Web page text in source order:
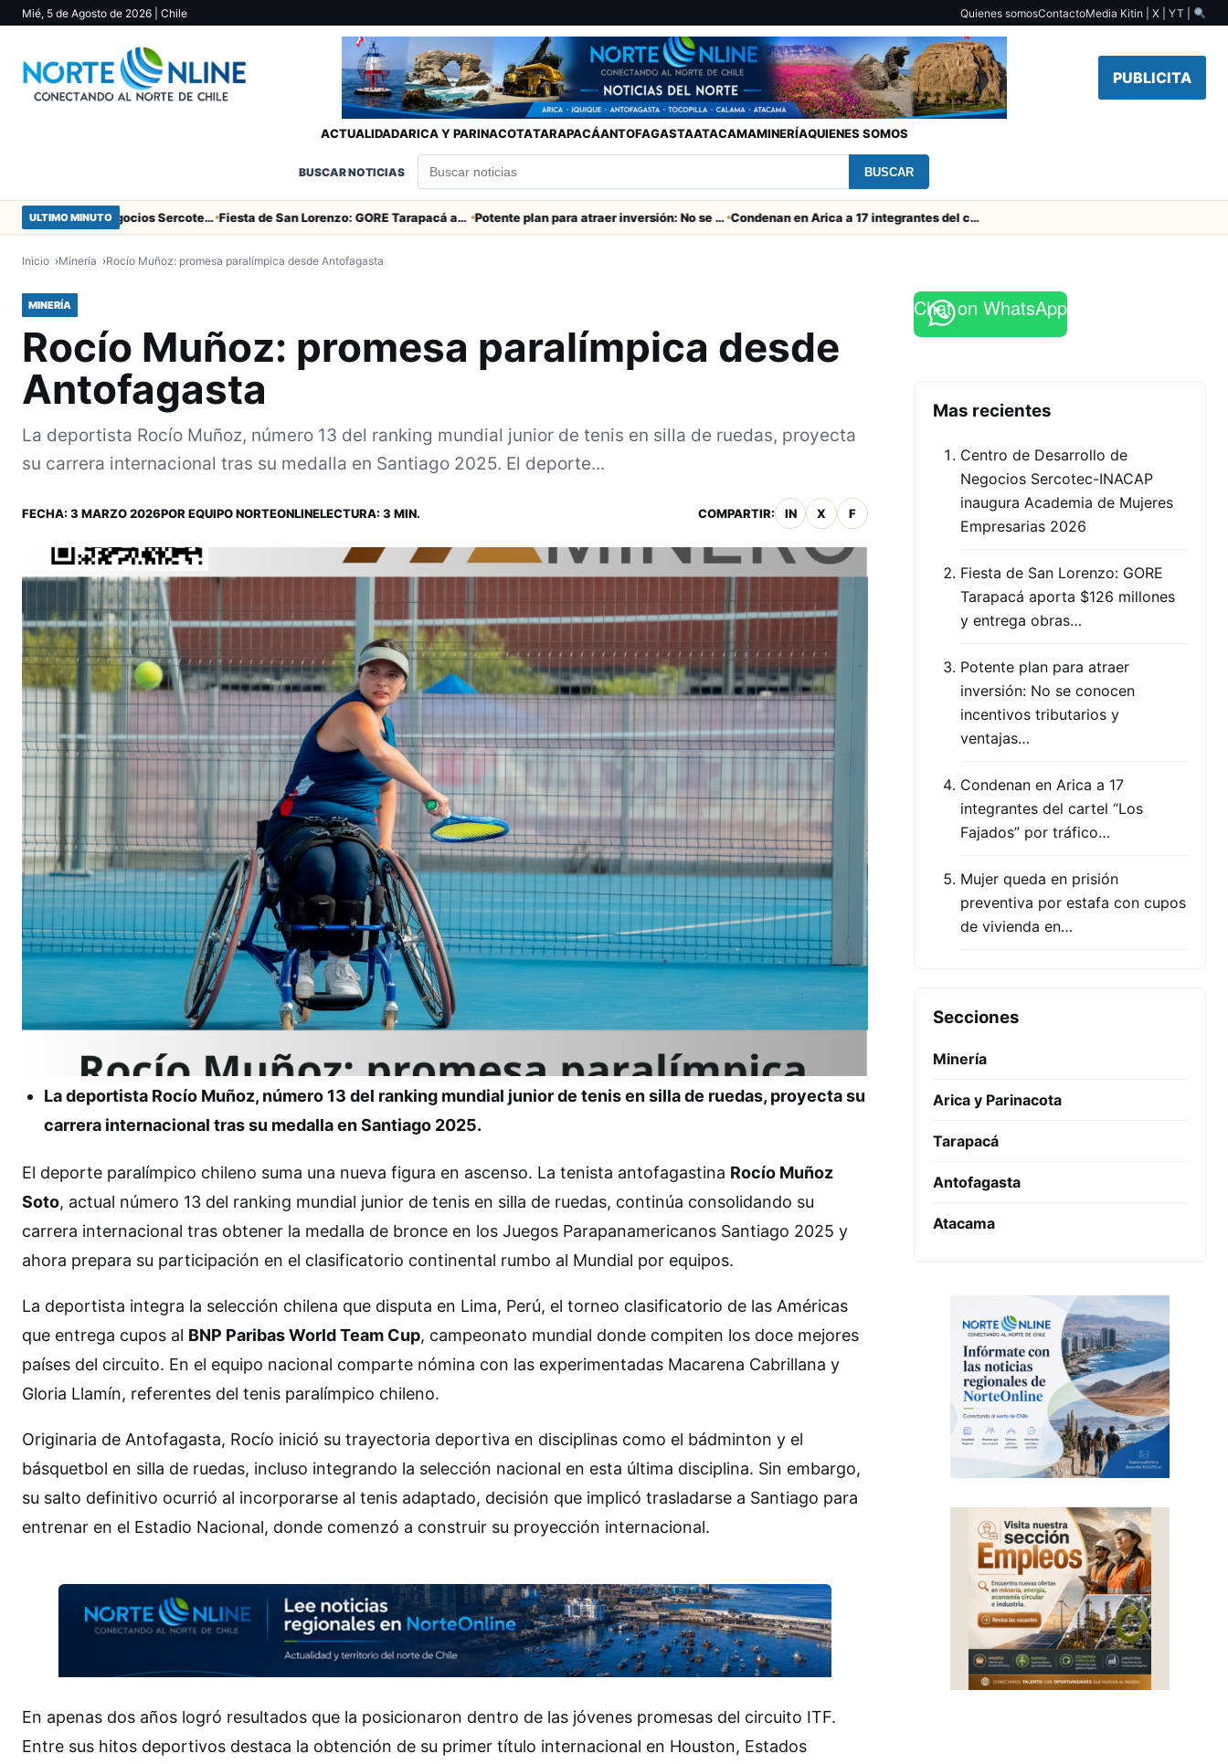
Mié, 5 de Agosto de 2026 | Chile Quienes somosContactoMedia Kitin | X | YT |
PUBLICITA
ACTUALIDADARICA Y PARINACOTATARAPACÁANTOFAGASTAATACAMAMINERÍAQUIENES SOMOS
BUSCAR NOTICIAS BUSCAR
ULTIMO MINUTO Centro de Desarrollo de Negocios Sercotec-INACAP inaugura Academia de Mujeres Empresarias 2026 Fiesta de San Lorenzo: GORE Tarapacá aporta $126 millones y entrega obras en el campanario Potente plan para atraer inversión: No se conocen incentivos tributarios y ventajas de Arica Condenan en Arica a 17 integrantes del cartel “Los Fajados” por tráfico de ketamina artesanal
Inicio Minería Rocío Muñoz: promesa paralímpica desde Antofagasta
MINERÍA
Rocío Muñoz: promesa paralímpica desde
Antofagasta
La deportista Rocío Muñoz, número 13 del ranking mundial junior de tenis en silla de ruedas, proyecta
su carrera internacional tras su medalla en Santiago 2025. El deporte...
FECHA: 3 MARZO 2026POR EQUIPO NORTEONLINELECTURA: 3 MIN. COMPARTIR: IN X F
La deportista Rocío Muñoz, número 13 del ranking mundial junior de tenis en silla de ruedas, proyecta su
carrera internacional tras su medalla en Santiago 2025.
El deporte paralímpico chileno suma una nueva figura en ascenso. La tenista antofagastina Rocío Muñoz
Soto, actual número 13 del ranking mundial junior de tenis en silla de ruedas, continúa consolidando su
carrera internacional tras obtener la medalla de bronce en los Juegos Parapanamericanos Santiago 2025 y
ahora prepara su participación en el clasificatorio continental rumbo al Mundial por equipos.
La deportista integra la selección chilena que disputa en Lima, Perú, el torneo clasificatorio de las Américas
que entrega cupos al BNP Paribas World Team Cup, campeonato mundial donde compiten los doce mejores
países del circuito. En el equipo nacional comparte nómina con las experimentadas Macarena Cabrillana y
Gloria Llamín, referentes del tenis paralímpico chileno.
Originaria de Antofagasta, Rocío inició su trayectoria deportiva en disciplinas como el bádminton y el
básquetbol en silla de ruedas, incluso integrando la selección nacional en esta última disciplina. Sin embargo,
su salto definitivo ocurrió al incorporarse al tenis adaptado, decisión que implicó trasladarse a Santiago para
entrenar en el Estadio Nacional, donde comenzó a construir su proyección internacional.
En apenas dos años logró resultados que la posicionaron dentro de las jóvenes promesas del circuito ITF.
Entre sus hitos deportivos destaca la obtención de su primer título internacional en Houston, Estados
Chat on WhatsApp
Mas recientes
Centro de Desarrollo de
Negocios Sercotec-INACAP
inaugura Academia de Mujeres
Empresarias 2026
Fiesta de San Lorenzo: GORE
Tarapacá aporta $126 millones
y entrega obras…
Potente plan para atraer
inversión: No se conocen
incentivos tributarios y
ventajas…
Condenan en Arica a 17
integrantes del cartel “Los
Fajados” por tráfico…
Mujer queda en prisión
preventiva por estafa con cupos
de vivienda en…
Secciones
Minería
Arica y Parinacota
Tarapacá
Antofagasta
Atacama